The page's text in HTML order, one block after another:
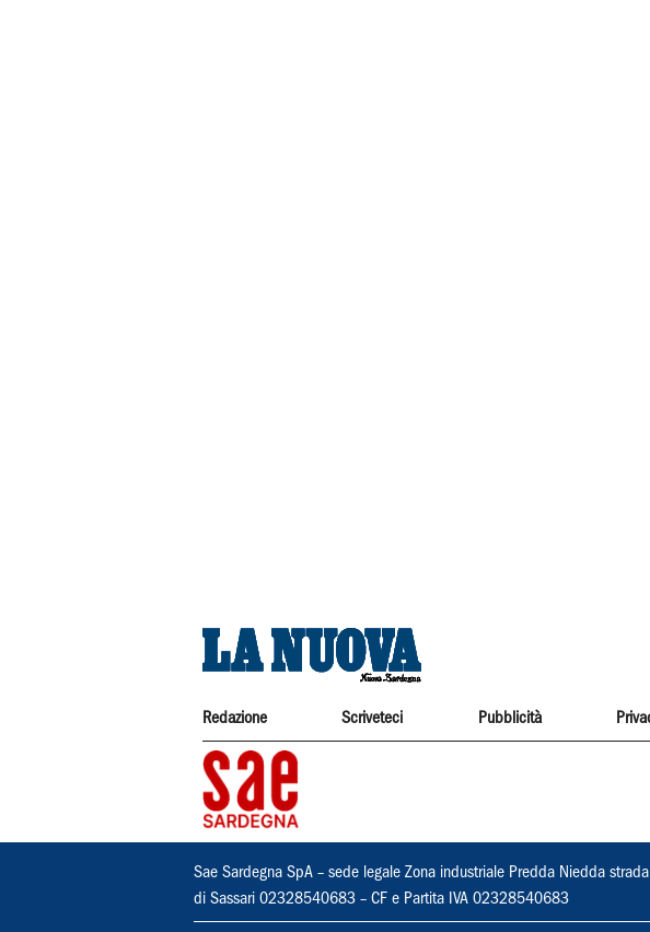
Redazione Scriveteci Pubblicità
Sae Sardegna SpA – sede legale Zona industriale Predda Niedda
di Sassari 02328540683 – CF e Partita IVA 02328540683